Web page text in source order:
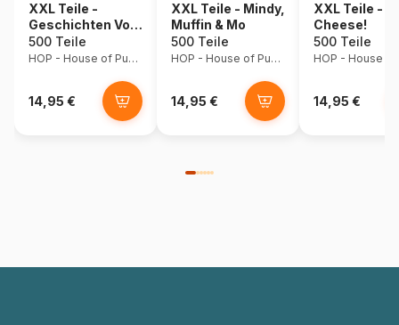
XXL Teile -
Geschichten Vom
Fluss
500 Teile
HOP - House of Puzzles
14,95 €
XXL Teile - Mindy,
Muffin & Mo
500 Teile
HOP - House of Puzzles
14,95 €
XXL Teile -
Cheese!
500 Teile
14,95 €